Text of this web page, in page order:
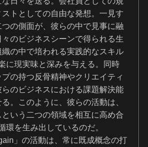
トとしての自由な発想。一見す
の側面が、彼らの中で見事に融
のビジネスシーンで得られる生
の中で培われる実践的なスキル
に現実味と深みを与える。同時
の持つ反骨精神やクリエイティ
のビジネスにおける課題解決能
。このように、彼らの活動は、
いう二つの領域を相互に高め合
環を生み出しているのだ。
」の活動は、常に既成概念の打